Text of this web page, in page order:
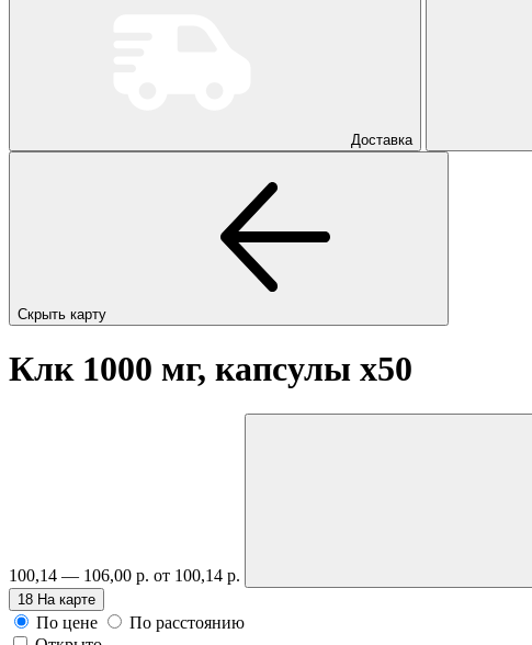
Доставка
Скрыть карту
Клк 1000 мг, капсулы x50
100,14 — 106,00 р. от 100,14 р.
18 На карте
По цене
По расстоянию